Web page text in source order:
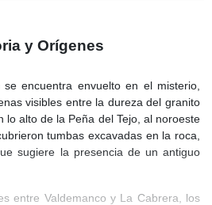
y Orígenes
encuentra envuelto en el misterio,
visibles entre la dureza del granito
lo alto de la Peña del Tejo, al noroeste
tumbas excavadas en la roca,
sugiere la presencia de un antiguo
entre Valdemanco y La Cabrera, los